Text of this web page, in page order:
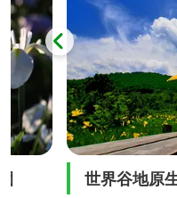
世界谷地原